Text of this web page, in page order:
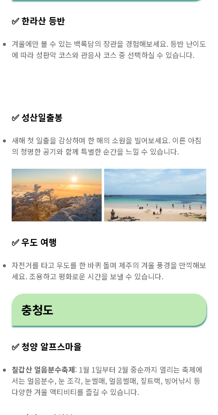
✅ 한라산 등반
겨울에만 볼 수 있는 백록담의 장관을 경험해보세요. 등반 난이도
에 따라 성판악 코스와 관음사 코스 중 선택하실 수 있습니다.
✅ 성산일출봉
새해 첫 일출을 감상하며 한 해의 소원을 빌어보세요. 이른 아침
의 청명한 공기와 함께 특별한 순간을 느낄 수 있습니다.
✅ 우도 여행
자전거를 타고 우도를 한 바퀴 돌며 제주의 겨울 풍경을 만끽해보
세요. 조용하고 평화로운 시간을 보낼 수 있습니다.
충청도
✅ 청양 알프스마을
칠갑산 얼음분수축제: 1월 1일부터 2월 중순까지 열리는 축제에
서는 얼음분수, 눈 조각, 눈썰매, 얼음썰매, 짚트랙, 빙어낚시 등
다양한 겨울 액티비티를 즐길 수 있습니다.